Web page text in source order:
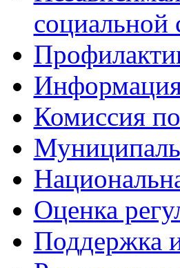
социальной
Комиссия
Оценка
Поддержка